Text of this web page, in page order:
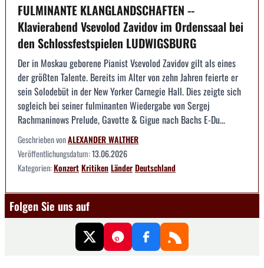
FULMINANTE KLANGLANDSCHAFTEN --
Klavierabend Vsevolod Zavidov im Ordenssaal bei
den Schlossfestspielen LUDWIGSBURG
Der in Moskau geborene Pianist Vsevolod Zavidov gilt als eines
der größten Talente. Bereits im Alter von zehn Jahren feierte er
sein Solodebüt in der New Yorker Carnegie Hall. Dies zeigte sich
sogleich bei seiner fulminanten Wiedergabe von Sergej
Rachmaninows Prelude, Gavotte & Gigue nach Bachs E-Du...
Geschrieben vonALEXANDER WALTHER
Veröffentlichungsdatum:13.06.2026
Kategorien:KonzertKritikenLänderDeutschland
Folgen Sie uns auf